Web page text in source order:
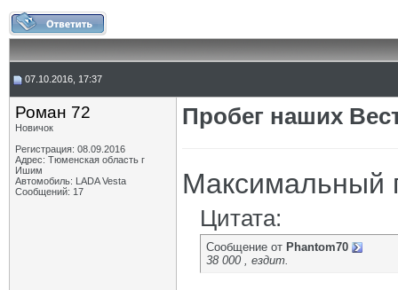
07.10.2016, 17:37
Роман 72
Новичок
Регистрация: 08.09.2016
Адрес: Тюменская область г
Ишим
Автомобиль: LADA Vesta
Сообщений: 17
Пробег наших
Максимальный
Цитата:
Сообщение от Phantom70
38 000 , ездит.